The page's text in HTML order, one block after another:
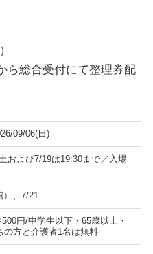
ら総合受付にて整理券配
09/06(日)
および7/19は19:30まで／入場
）、7/21
円/中学生以下・65歳以上・
の方と介護者1名は無料